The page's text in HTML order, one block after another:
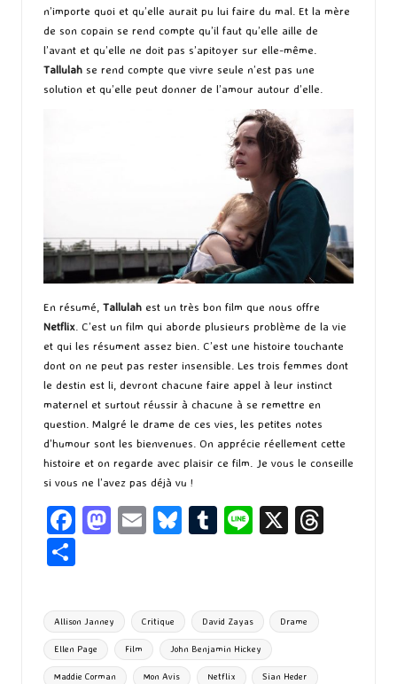
n’importe quoi et qu’elle aurait pu lui faire du mal. Et la mère
de son copain se rend compte qu’il faut qu’elle aille de
l’avant et qu’elle ne doit pas s’apitoyer sur elle-même.
Tallulah se rend compte que vivre seule n’est pas une
solution et qu’elle peut donner de l’amour autour d’elle.
En résumé, Tallulah est un très bon film que nous offre
Netflix . C’est un film qui aborde plusieurs problème de la vie
et qui les résument assez bien. C’est une histoire touchante
dont on ne peut pas rester insensible. Les trois femmes dont
le destin est li, devront chacune faire appel à leur instinct
maternel et surtout réussir à chacune à se remettre en
question. Malgré le drame de ces vies, les petites notes
d’humour sont les bienvenues. On apprécie réellement cette
histoire et on regarde avec plaisir ce film. Je vous le conseille
si vous ne l’avez pas déjà vu !
Fa
o
o
k
M
d
o
n
E
l
Bl
ky
T
bl
r
Li X
ta
g
er
Tags:
Allison Janney Critique David Zayas Drame
Ellen Page Film John Benjamin Hickey
Maddie Corman Mon Avis Netflix Sian Heder